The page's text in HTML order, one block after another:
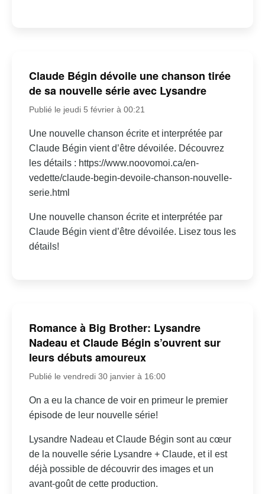
Claude Bégin dévoile une chanson tirée
de sa nouvelle série avec Lysandre
Publié le jeudi 5 février à 00:21
Une nouvelle chanson écrite et interprétée par
Claude Bégin vient d’être dévoilée. Découvrez
les détails : https://www.noovomoi.ca/en-
vedette/claude-begin-devoile-chanson-nouvelle-
serie.html
Une nouvelle chanson écrite et interprétée par
Claude Bégin vient d’être dévoilée. Lisez tous les
détails!
Romance à Big Brother: Lysandre
Nadeau et Claude Bégin s’ouvrent sur
leurs débuts amoureux
Publié le vendredi 30 janvier à 16:00
On a eu la chance de voir en primeur le premier
épisode de leur nouvelle série!
Lysandre Nadeau et Claude Bégin sont au cœur
de la nouvelle série Lysandre + Claude, et il est
déjà possible de découvrir des images et un
avant-goût de cette production.